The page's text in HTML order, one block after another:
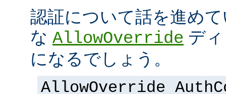
認証について話を進め
な AllowOverride デ
になるでしょう。
AllowOverride